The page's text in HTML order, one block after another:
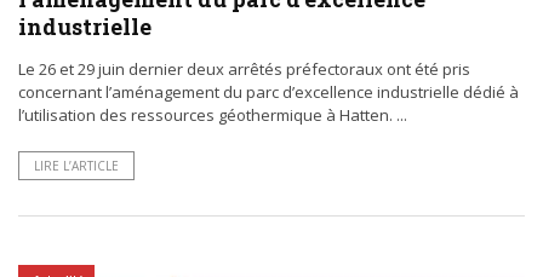
industrielle
Le 26 et 29 juin dernier deux arrêtés préfectoraux ont été pris
concernant l’aménagement du parc d’excellence industrielle dédié à
l’utilisation des ressources géothermique à Hatten. ...
LIRE L’ARTICLE